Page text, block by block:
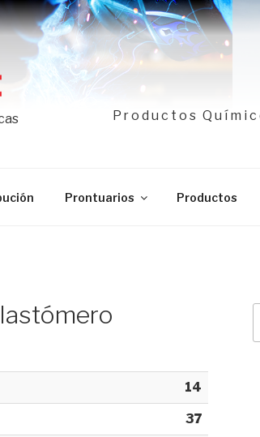
Productos
Prontuarios Productos
14
37